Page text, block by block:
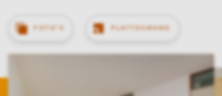
PLATTEGROND